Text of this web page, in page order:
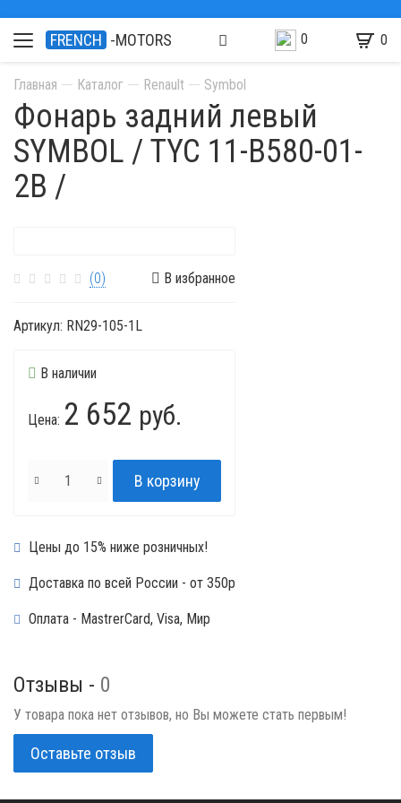
FRENCH -MOTORS 0 0
Главная Каталог Renault Symbol
Фонарь задний левый
SYMBOL / TYC 11-B580-01-
2B /
(0) В избранное
Артикул: RN29-105-1L
В наличии
Цена: 2 652 руб.
Цены до 15% ниже розничных!
Доставка по всей России - от 350р
Оплата - MastrerCard, Visa, Мир
Отзывы - 0
У товара пока нет отзывов, но Вы можете стать первым!
Оставьте отзыв